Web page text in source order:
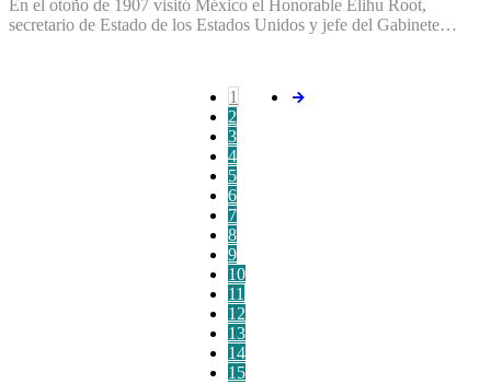
En el otoño de 1907 visitó México el Honorable Elihu Root,
secretario de Estado de los Estados Unidos y jefe del Gabinete…
1
2
3
4
5
6
7
8
9
10
11
12
13
14
15